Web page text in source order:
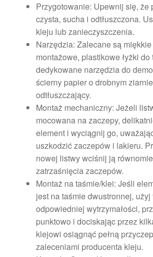
Przygotowanie: Upewnij się, że
czysta, sucha i odtłuszczona.
kleju lub zanieczyszczenia.
Narzędzia: Zalecane są
montażowe, plastikowe łyżki
dedykowane narzędzia do
ścierny papier o drobnym
odtłuszczający.
Montaż mechaniczny: Jeżeli
mocowana na zaczepy,
element i wyciągnij go,
uszkodzić zaczepów i lakieru.
nowej listwy wciśnij ją
zatrzaśnięcia zaczepów.
Montaż na taśmie/klei: Jeśli
jest na taśmie dwustronnej, użyj
odpowiedniej wytrzymałości,
punktowo i dociskając przez
klejowi osiągnąć pełną
zaleceniami producenta kleju.